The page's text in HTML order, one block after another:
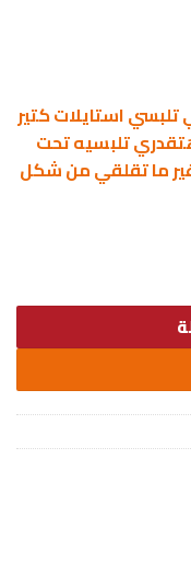
استايلات كتير
تلبسيه تحت
ما تقلقي من شكل